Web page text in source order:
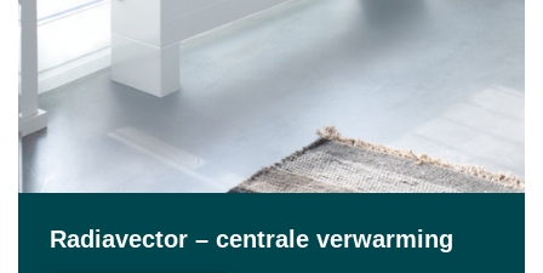
Radiavector – centrale verwarming